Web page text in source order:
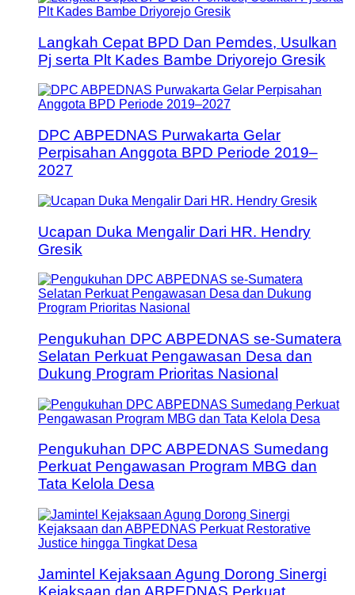
Langkah Cepat BPD Dan Pemdes, Usulkan
Pj serta Plt Kades Bambe Driyorejo Gresik
DPC ABPEDNAS Purwakarta Gelar
Perpisahan Anggota BPD Periode 2019–
2027
Ucapan Duka Mengalir Dari HR. Hendry
Gresik
Pengukuhan DPC ABPEDNAS se-Sumatera
Selatan Perkuat Pengawasan Desa dan
Dukung Program Prioritas Nasional
Pengukuhan DPC ABPEDNAS Sumedang
Perkuat Pengawasan Program MBG dan
Tata Kelola Desa
Jamintel Kejaksaan Agung Dorong Sinergi
Kejaksaan dan ABPEDNAS Perkuat